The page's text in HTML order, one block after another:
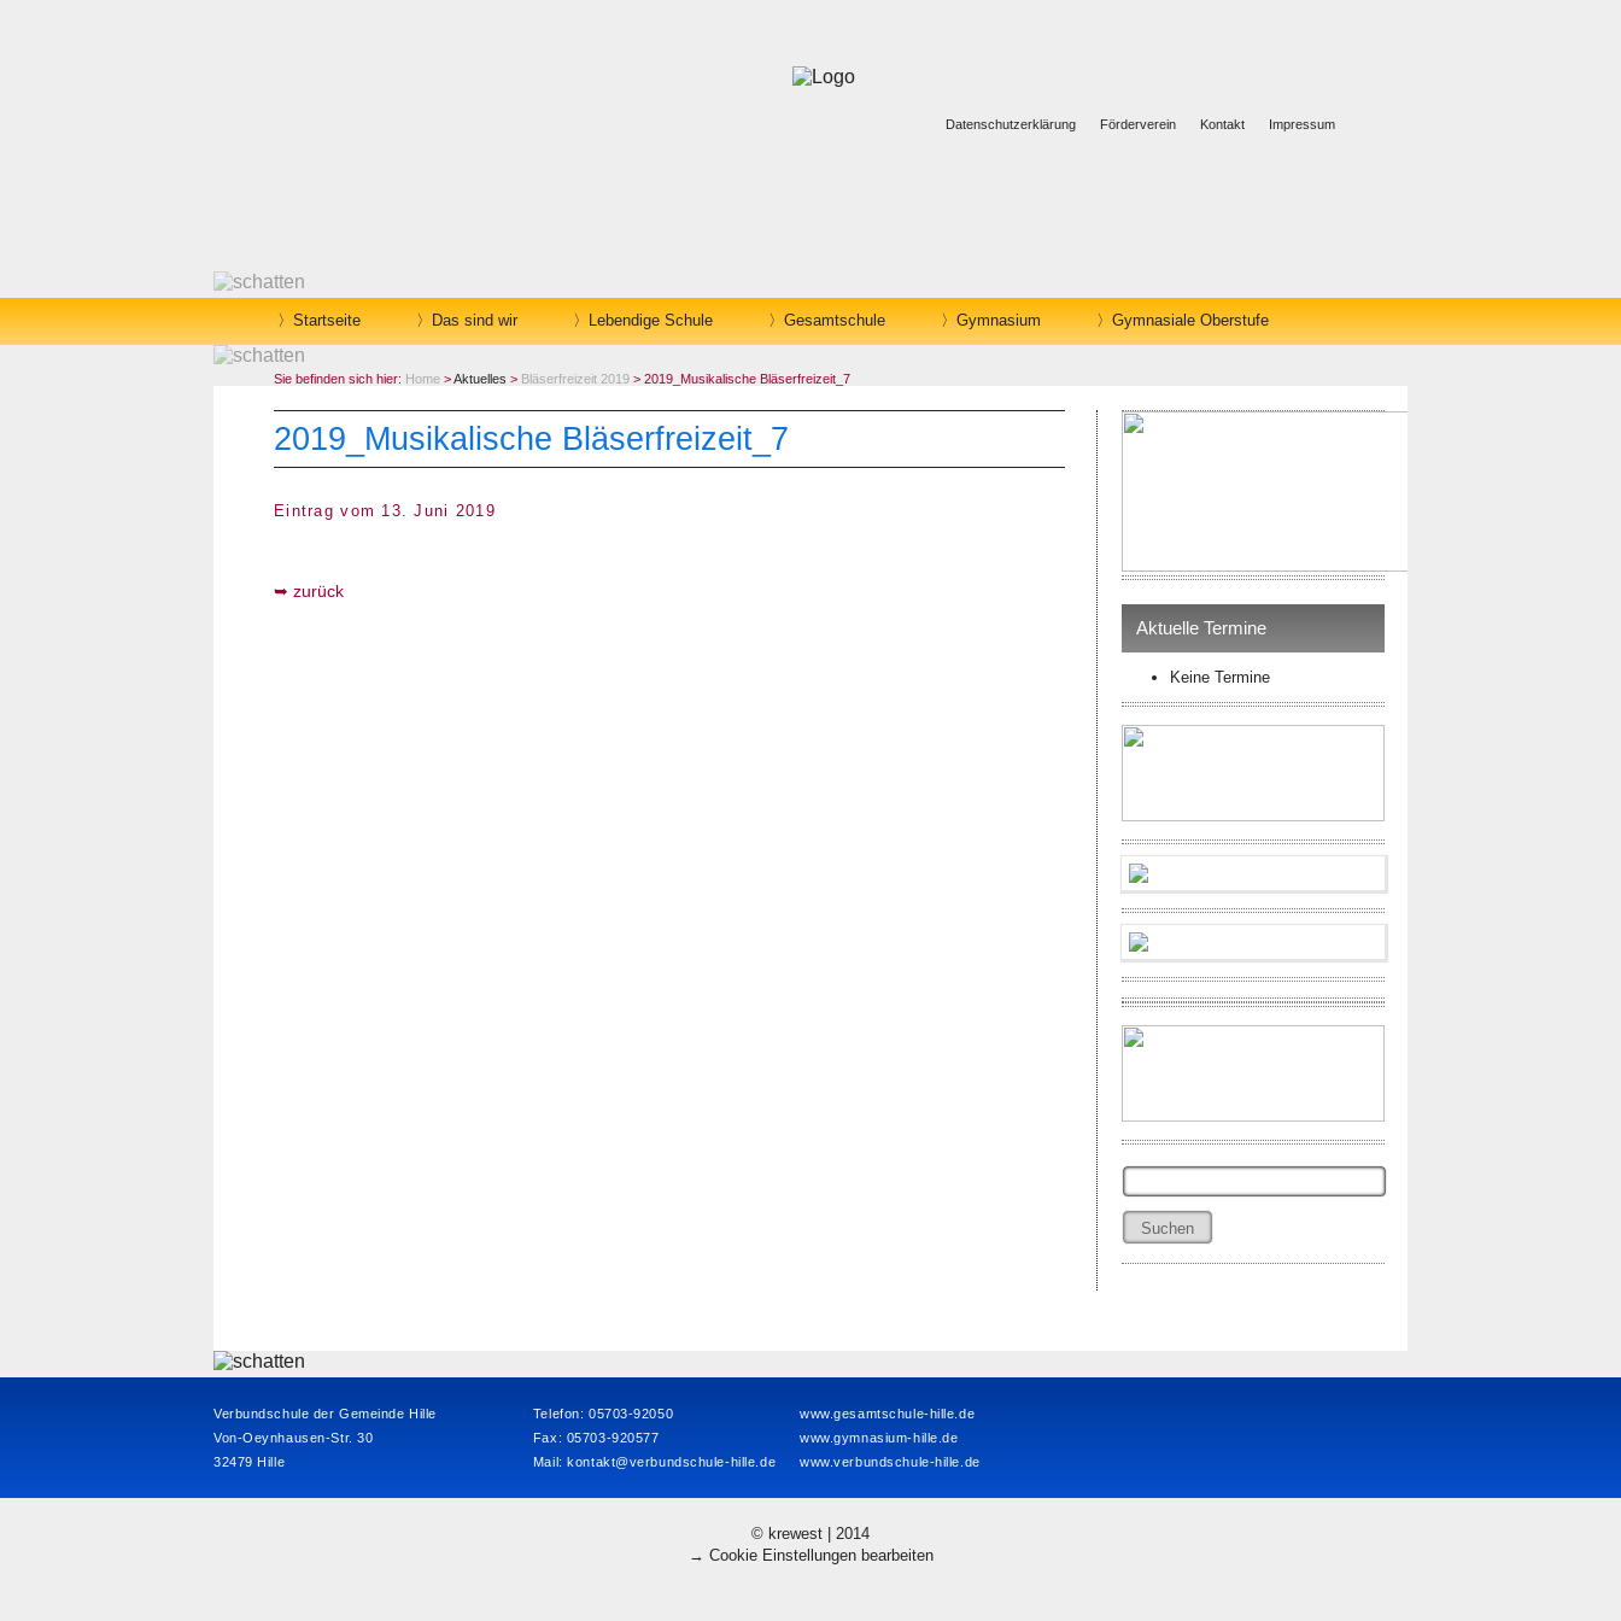
Impressum
Kontakt
Förderverein
Datenschutzerklärung
Startseite Das sind wir Lebendige Schule Gesamtschule Gymnasium Gymnasiale Oberstufe
Sie befinden sich hier: Home >Aktuelles > Bläserfreizeit 2019 > 2019_Musikalische Bläserfreizeit_7
2019_Musikalische Bläserfreizeit_7
Eintrag vom 13. Juni 2019
zurück
Aktuelle Termine
Keine Termine
Suchen
Verbundschule der Gemeinde Hille
Von-Oeynhausen-Str. 30
32479 Hille
Telefon: 05703-92050
Fax: 05703-920577
Mail:kontakt@verbundschule-hille.de
www.gesamtschule-hille.de
www.gymnasium-hille.de
www.verbundschule-hille.de
© krewest | 2014
→ Cookie Einstellungen bearbeiten